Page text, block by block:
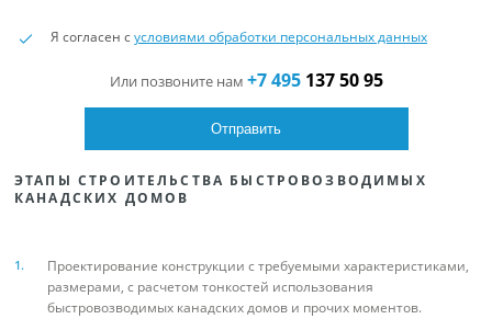
Я согласен сусловиями обработки персональных данных
Или позвоните нам +7 495137 50 95
ЭТАПЫ СТРОИТЕЛЬСТВА БЫСТРОВОЗВОДИМЫХ
КАНАДСКИХ ДОМОВ
Проектирование конструкции с требуемыми характеристиками,
размерами, с расчетом тонкостей использования
быстровозводимых канадских домов и прочих моментов.